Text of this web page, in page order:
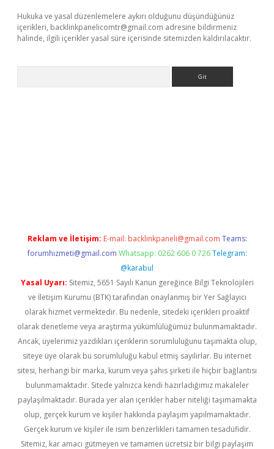
Hukuka ve yasal düzenlemelere aykırı olduğunu düşündüğünüz
içerikleri, backlinkpanelicomtr@gmail.com adresine bildirmeniz
halinde, ilgili içerikler yasal süre içerisinde sitemizden kaldırılacaktır.
Reklam ve İletişim: E-mail: backlinkpaneli@gmail.com Teams:
forumhizmeti@gmail.com Whatsapp: 0262 606 0 726 Telegram:
@karabul
Yasal Uyarı: Sitemiz, 5651 Sayılı Kanun gereğince Bilgi Teknolojileri
ve İletişim Kurumu (BTK) tarafından onaylanmış bir Yer Sağlayıcı
olarak hizmet vermektedir. Bu nedenle, sitedeki içerikleri proaktif
olarak denetleme veya araştırma yükümlülüğümüz bulunmamaktadır.
Ancak, üyelerimiz yazdıkları içeriklerin sorumluluğunu taşımakta olup,
siteye üye olarak bu sorumluluğu kabul etmiş sayılırlar. Bu internet
sitesi, herhangi bir marka, kurum veya şahıs şirketi ile hiçbir bağlantısı
bulunmamaktadır. Sitede yalnızca kendi hazırladığımız makaleler
paylaşılmaktadır. Burada yer alan içerikler haber niteliği taşımamakta
olup, gerçek kurum ve kişiler hakkında paylaşım yapılmamaktadır.
Gerçek kurum ve kişiler ile isim benzerlikleri tamamen tesadüfidir.
Sitemiz, kar amacı gütmeyen ve tamamen ücretsiz bir bilgi paylaşım